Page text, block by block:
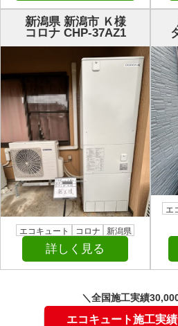
新潟県 新潟市 Ｋ様
コロナ CHP-37AZ1
エコキュート コロナ 新潟県
詳しく見る
エ
＼全国施⼯実績
エコキュート施工実